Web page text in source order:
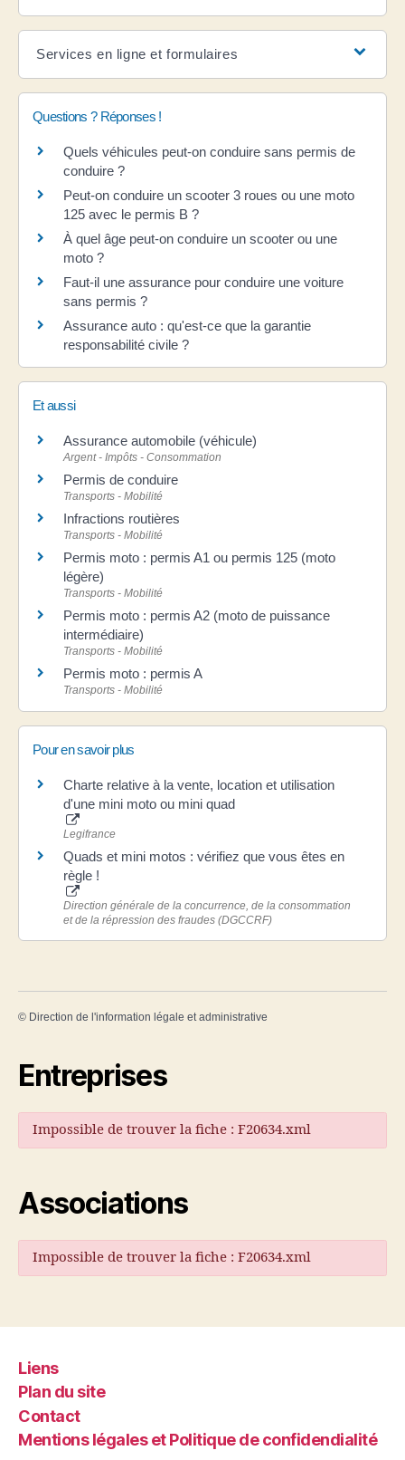
Services en ligne et formulaires
Questions ? Réponses !
Quels véhicules peut-on conduire sans permis de
conduire ?
Peut-on conduire un scooter 3 roues ou une moto
125 avec le permis B ?
À quel âge peut-on conduire un scooter ou une
moto ?
Faut-il une assurance pour conduire une voiture
sans permis ?
Assurance auto : qu'est-ce que la garantie
responsabilité civile ?
Et aussi
Assurance automobile (véhicule)
Argent - Impôts - Consommation
Permis de conduire
Transports - Mobilité
Infractions routières
Transports - Mobilité
Permis moto : permis A1 ou permis 125 (moto
légère)
Transports - Mobilité
Permis moto : permis A2 (moto de puissance
intermédiaire)
Transports - Mobilité
Permis moto : permis A
Transports - Mobilité
Pour en savoir plus
Charte relative à la vente, location et utilisation
d'une mini moto ou mini quad
Legifrance
Quads et mini motos : vérifiez que vous êtes en
règle !
Direction générale de la concurrence, de la consommation
et de la répression des fraudes (DGCCRF)
© Direction de l'information légale et administrative
Entreprises
Impossible de trouver la fiche : F20634.xml
Associations
Impossible de trouver la fiche : F20634.xml
Liens
Plan du site
Contact
Mentions légales et Politique de confidendialité